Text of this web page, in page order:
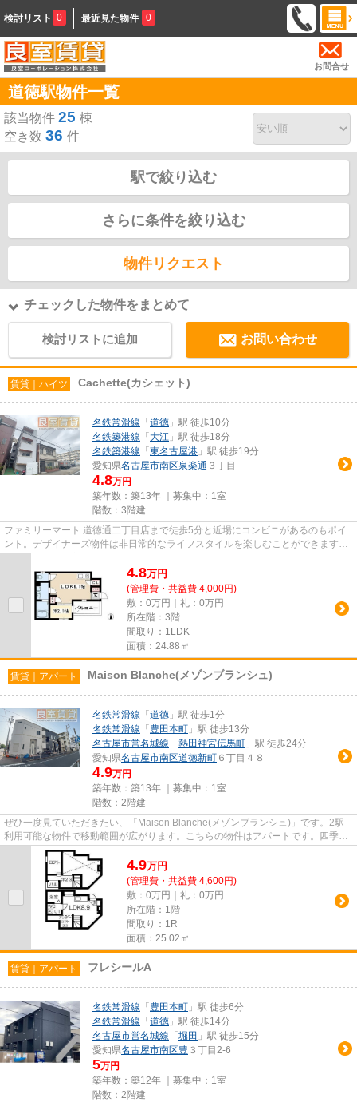
検討リスト 0 最近見た物件 0
お問合せ
道徳駅物件一覧
該当物件 25 棟
空き数 36 件
駅で絞り込む
さらに条件を絞り込む
物件リクエスト
チェックした物件をまとめて
検討リストに追加 お問い合わせ
賃貸｜ハイツ Cachette(カシェット)
名鉄常滑線 「 道徳 」駅 徒歩10分
名鉄築港線 「 大江 」駅 徒歩18分
名鉄築港線 「 東名古屋港 」駅 徒歩19分
愛知県名古屋市南区泉楽通 ３丁目
4.8万円
築年数：築13年 ｜募集中： 1室
階数：3階建
ファミリーマート 道徳通二丁目店まで徒歩5分と近場にコンビニがあるのもポイ
ント。デザイナーズ物件は非日常的なライフスタイルを楽しむことができます。
4.8万円
(管理費・共益費 4,000円)
敷：0万円｜礼：0万円
所在階：3階
間取り：1LDK
面積：24.88㎡
賃貸｜アパート Maison Blanche(メゾンブランシュ)
名鉄常滑線 「 道徳 」駅 徒歩1分
名鉄常滑線 「 豊田本町 」駅 徒歩13分
名古屋市営名城線 「 熱田神宮伝馬町 」駅 徒歩24分
愛知県名古屋市南区道徳新町 ６丁目４８
4.9万円
築年数：築13年 ｜募集中： 1室
階数：2階建
ぜひ一度見ていただきたい、「Maison Blanche(メゾンブランシュ)」です。2駅
利用可能な物件で移動範囲が広がります。こちらの物件はアパートです。四季
折々の風を感じられる通風良好な...
4.9万円
(管理費・共益費 4,600円)
敷：0万円｜礼：0万円
所在階：1階
間取り：1R
面積：25.02㎡
賃貸｜アパート フレシールA
名鉄常滑線 「 豊田本町 」駅 徒歩6分
名鉄常滑線 「 道徳 」駅 徒歩14分
名古屋市営名城線 「 堀田 」駅 徒歩15分
愛知県名古屋市南区豊 ３丁目2-6
5万円
築年数：築12年 ｜募集中： 1室
階数：2階建